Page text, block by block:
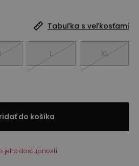
Tabuľka s veľkosťami
L XL
do košíka
jeho dostupnosti